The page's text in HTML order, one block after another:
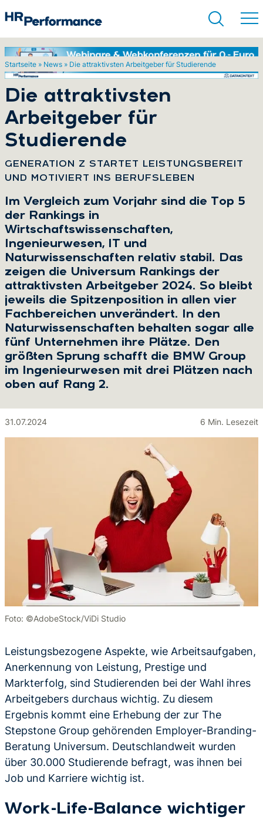
Startseite » News » Die attraktivsten Arbeitgeber für Studierende
Die attraktivsten
Arbeitgeber für
Studierende
GENERATION Z STARTET LEISTUNGSBEREIT
UND MOTIVIERT INS BERUFSLEBEN
Im Vergleich zum Vorjahr sind die Top 5
der Rankings in
Wirtschaftswissenschaften,
Ingenieurwesen, IT und
Naturwissenschaften relativ stabil. Das
zeigen die Universum Rankings der
attraktivsten Arbeitgeber 2024. So bleibt
jeweils die Spitzenposition in allen vier
Fachbereichen unverändert. In den
Naturwissenschaften behalten sogar alle
fünf Unternehmen ihre Plätze. Den
größten Sprung schafft die BMW Group
im Ingenieurwesen mit drei Plätzen nach
oben auf Rang 2.
31.07.2024 6 Min. Lesezeit
Foto: ©AdobeStock/ViDi Studio
Leistungsbezogene Aspekte, wie Arbeitsaufgaben,
Anerkennung von Leistung, Prestige und
Markterfolg, sind Studierenden bei der Wahl ihres
Arbeitgebers durchaus wichtig. Zu diesem
Ergebnis kommt eine Erhebung der zur The
Stepstone Group gehörenden Employer-Branding-
Beratung Universum. Deutschlandweit wurden
über 30.000 Studierende befragt, was ihnen bei
Job und Karriere wichtig ist.
Work-Life-Balance wichtiger